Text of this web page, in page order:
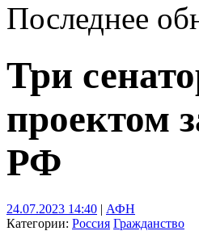
Последнее
Три
проектом
РФ
24.07.2023 14:40 | АФН
Категории: Россия Гражданство